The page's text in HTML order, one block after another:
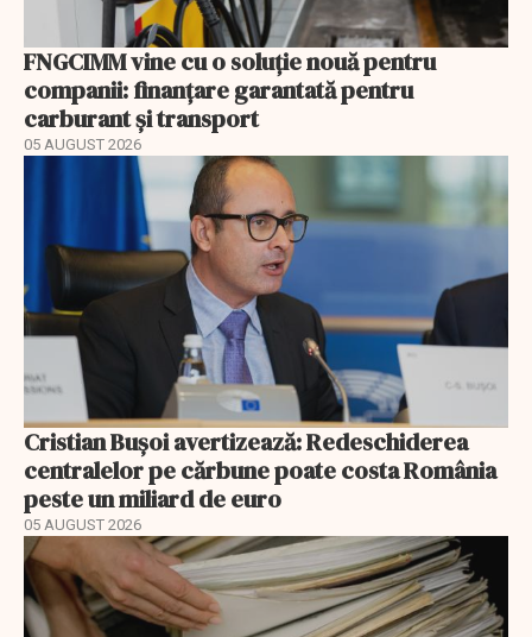
FNGCIMM vine cu o soluție nouă pentru
companii: finanțare garantată pentru
carburant și transport
05 AUGUST 2026
Cristian Bușoi avertizează: Redeschiderea
centralelor pe cărbune poate costa România
peste un miliard de euro
05 AUGUST 2026